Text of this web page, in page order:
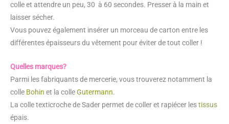
colle et attendre un peu, 30 à 60 secondes. Presser à la main et
laisser sécher.
Vous pouvez également insérer un morceau de carton entre les
différentes épaisseurs du vêtement pour éviter de tout coller !
Quelles marques?
Parmi les fabriquants de mercerie, vous trouverez notamment la
colle Bohin et la colleGutermann.
La colle texticroche de Sader permet de coller et rapiécer lestissus
épais.